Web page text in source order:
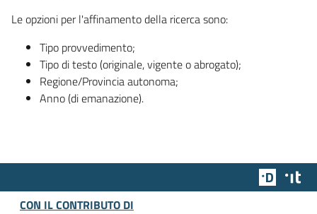
Le opzioni per l'affinamento della ricerca sono:
Tipo provvedimento;
Tipo di testo (originale, vigente o abrogato);
Regione/Provincia autonoma;
Anno (di emanazione).
Team
CON IL CONTRIBUTO DI